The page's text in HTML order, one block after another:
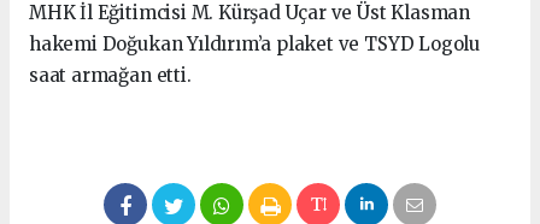
MHK İl Eğitimcisi M. Kürşad Uçar ve Üst Klasman
hakemi Doğukan Yıldırım’a plaket ve TSYD Logolu
saat armağan etti.